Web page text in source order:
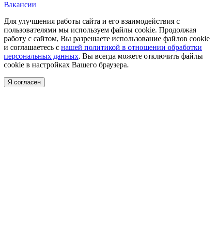
Вакансии
Для улучшения работы сайта и его взаимодействия с
пользователями мы используем файлы cookie. Продолжая
работу с сайтом, Вы разрешаете использование файлов cookie
и соглашаетесь с нашей политикой в отношении обработки
персональных данных. Вы всегда можете отключить файлы
cookie в настройках Вашего браузера.
Я согласен